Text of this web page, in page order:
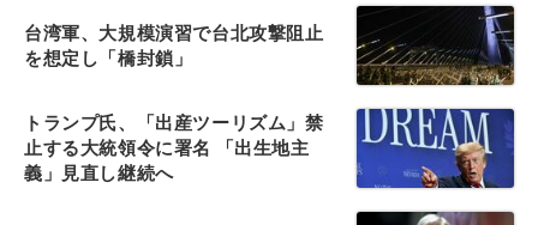
台湾軍、大規模演習で台北攻撃阻止
を想定し「橋封鎖」
トランプ氏、「出産ツーリズム」禁
止する大統領令に署名 「出生地主
義」見直し継続へ